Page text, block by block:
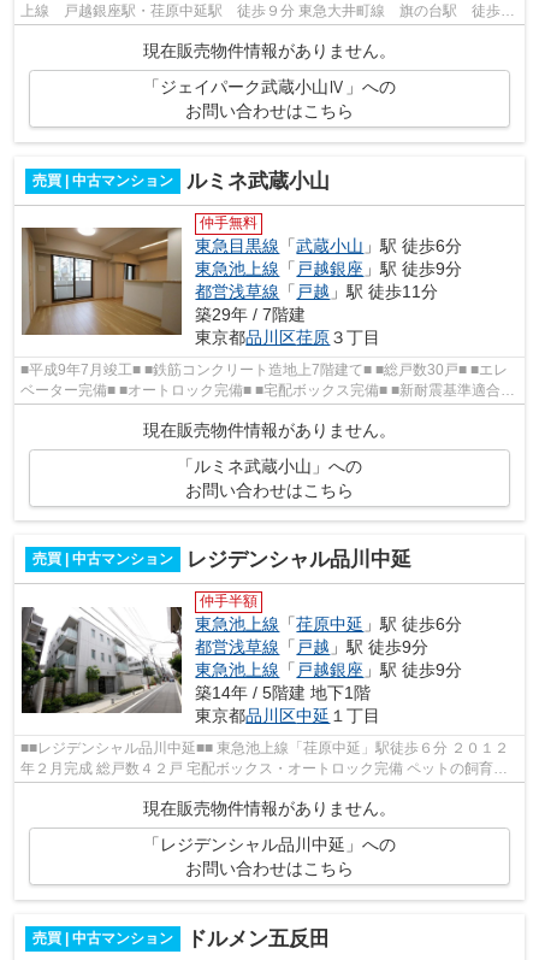
上線 戸越銀座駅・荏原中延駅 徒歩９分 東急大井町線 旗の台駅 徒歩１
現在販売物件情報がありません。
「ジェイパーク武蔵小山Ⅳ」への
お問い合わせはこちら
売買 | 中古マンション ルミネ武蔵小山
仲手無料
東急目黒線 「武蔵小山 」駅 徒歩6分
東急池上線 「 戸越銀座 」駅 徒歩9分
都営浅草線 「 戸越 」駅 徒歩11分
築29年 / 7階建
東京都品川区荏原３丁目
■平成9年7月竣工■ ■鉄筋コンクリート造地上7階建て■ ■総戸数30戸■ ■エレ
ベーター完備■ ■オートロック完備■ ■宅配ボックス完備■ ■新耐震基準適合物
件■ ■管理体制良好■ ■東急目...
現在販売物件情報がありません。
「ルミネ武蔵小山」への
お問い合わせはこちら
売買 | 中古マンション レジデンシャル品川中延
仲手半額
東急池上線 「荏原中延 」駅 徒歩6分
都営浅草線 「 戸越 」駅 徒歩9分
東急池上線 「 戸越銀座 」駅 徒歩9分
築14年 / 5階建 地下1階
東京都品川区中延 １丁目
■■レジデンシャル品川中延■■ 東急池上線「荏原中延」駅徒歩６分 ２０１２
年２月完成 総戸数４２戸 宅配ボックス・オートロック完備 ペットの飼育も
現在販売物件情報がありません。
「レジデンシャル品川中延」への
お問い合わせはこちら
売買 | 中古マンション ドルメン五反田